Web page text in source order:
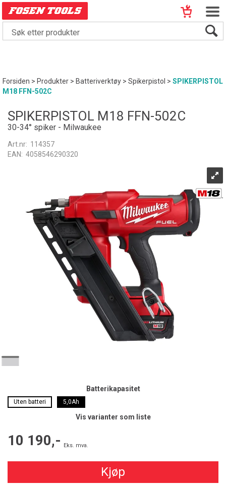
Forsiden>Produkter>Batteriverktøy>Spikerpistol >SPIKERPISTOL
M18 FFN-502C
SPIKERPISTOL M18 FFN-502C
30-34° spiker - Milwaukee
Art.nr: 114357
EAN: 4058546290320
Batterikapasitet
Uten batteri 5,0Ah
Vis varianter som liste
10 190,- Eks. mva.
Kjøp